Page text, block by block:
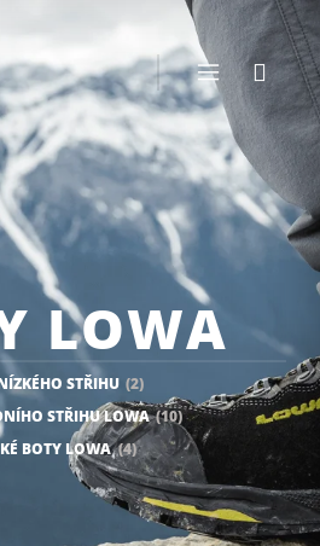
LOWA
STŘIHU (2)
STŘIHU LOWA(10)
BOTY LOWA(4)